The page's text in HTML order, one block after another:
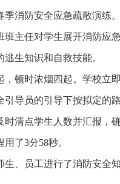
消防安全应急疏散演练。
主任对学生展开消防应
生知识和自救技能。
，顿时浓烟四起。学校
导员的引导下按拟定的
清点学生人数并汇报，
了3分58秒。
、员工进行了消防安全